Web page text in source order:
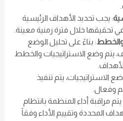
: يجب تحديد الأهداف الرئيسية
تحقيقها خلال فترة زمنية معينة.
والخطط: بناءً على تحليل الوضع
يتم وضع الاستراتيجيات والخطط
الاستراتيجيات، يتم تنفيذ
وفعال.
يتم مراقبة أداء المنظمة بانتظام
المحددة وتقييم الأداء وفقاً